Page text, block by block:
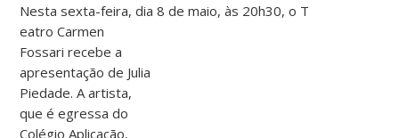
Nesta sexta-feira, dia 8 de maio, às 20h30, o T
eatro Carmen
Fossari recebe a
apresentação de Julia
Piedade. A artista,
que é egressa do
Colégio Aplicação,